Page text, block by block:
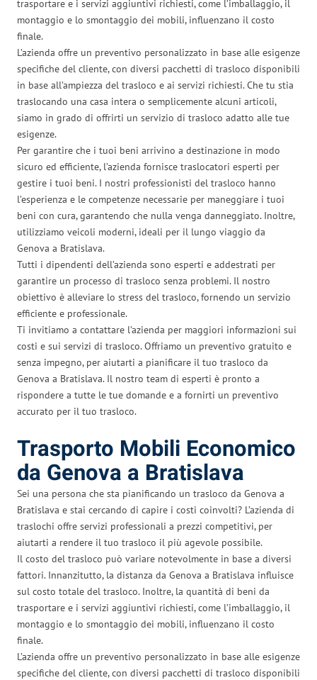
trasportare e i servizi aggiuntivi richiesti, come l’imballaggio, il
montaggio e lo smontaggio dei mobili, influenzano il costo
finale.
L’azienda offre un preventivo personalizzato in base alle esigenze
specifiche del cliente, con diversi pacchetti di trasloco disponibili
in base all’ampiezza del trasloco e ai servizi richiesti. Che tu stia
traslocando una casa intera o semplicemente alcuni articoli,
siamo in grado di offrirti un servizio di trasloco adatto alle tue
esigenze.
Per garantire che i tuoi beni arrivino a destinazione in modo
sicuro ed efficiente, l’azienda fornisce traslocatori esperti per
gestire i tuoi beni. I nostri professionisti del trasloco hanno
l’esperienza e le competenze necessarie per maneggiare i tuoi
beni con cura, garantendo che nulla venga danneggiato. Inoltre,
utilizziamo veicoli moderni, ideali per il lungo viaggio da
Genova a Bratislava.
Tutti i dipendenti dell’azienda sono esperti e addestrati per
garantire un processo di trasloco senza problemi. Il nostro
obiettivo è alleviare lo stress del trasloco, fornendo un servizio
efficiente e professionale.
Ti invitiamo a contattare l’azienda per maggiori informazioni sui
costi e sui servizi di trasloco. Offriamo un preventivo gratuito e
senza impegno, per aiutarti a pianificare il tuo trasloco da
Genova a Bratislava. Il nostro team di esperti è pronto a
rispondere a tutte le tue domande e a fornirti un preventivo
accurato per il tuo trasloco.
Trasporto Mobili Economico
da Genova a Bratislava
Sei una persona che sta pianificando un trasloco da Genova a
Bratislava e stai cercando di capire i costi coinvolti? L’azienda di
traslochi offre servizi professionali a prezzi competitivi, per
aiutarti a rendere il tuo trasloco il più agevole possibile.
Il costo del trasloco può variare notevolmente in base a diversi
fattori. Innanzitutto, la distanza da Genova a Bratislava influisce
sul costo totale del trasloco. Inoltre, la quantità di beni da
trasportare e i servizi aggiuntivi richiesti, come l’imballaggio, il
montaggio e lo smontaggio dei mobili, influenzano il costo
finale.
L’azienda offre un preventivo personalizzato in base alle esigenze
specifiche del cliente, con diversi pacchetti di trasloco disponibili